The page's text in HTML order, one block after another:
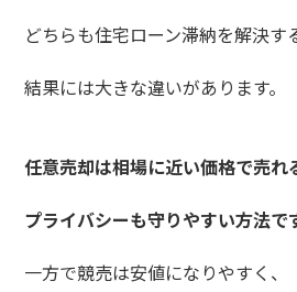
どちらも住宅ローン滞納を解決す
結果には大きな違いがあります。
任意売却は相場に近い価格で売れ
プライバシーも守りやすい方法で
一方で競売は安値になりやすく、